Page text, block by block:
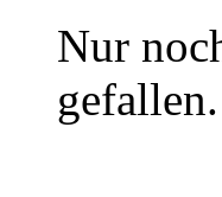
Nur
gefallen.